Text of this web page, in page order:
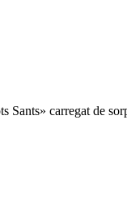
carregat de